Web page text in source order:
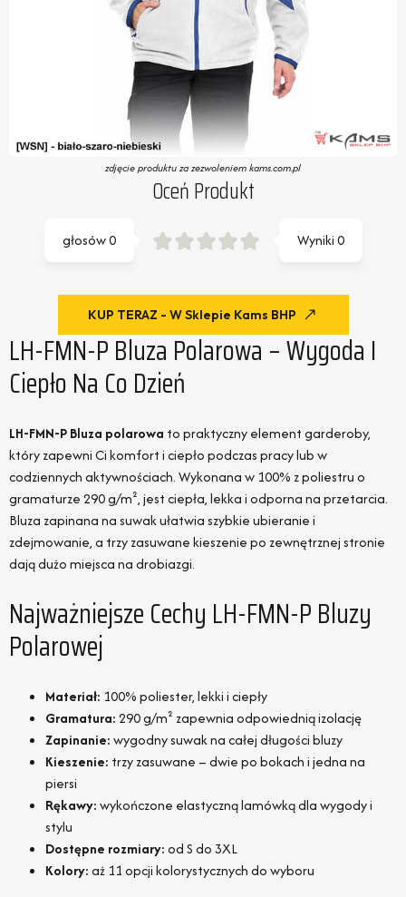
zdjęcie produktu za zezwoleniem kams.com.pl
Oceń Produkt
Wyniki0
głosów0
KUP TERAZ - W Sklepie Kams BHP
LH-FMN-P Bluza Polarowa – Wygoda I
Ciepło Na Co Dzień
LH-FMN-P Bluza polarowa to praktyczny element garderoby,
który zapewni Ci komfort i ciepło podczas pracy lub w
codziennych aktywnościach. Wykonana w 100% z poliestru o
gramaturze 290 g/m², jest ciepła, lekka i odporna na przetarcia.
Bluza zapinana na suwak ułatwia szybkie ubieranie i
zdejmowanie, a trzy zasuwane kieszenie po zewnętrznej stronie
dają dużo miejsca na drobiazgi.
Najważniejsze Cechy LH-FMN-P Bluzy
Polarowej
Materiał: 100% poliester, lekki i ciepły
Gramatura:290 g/m² zapewnia odpowiednią izolację
Zapinanie:wygodny suwak na całej długości bluzy
Kieszenie: trzy zasuwane – dwie po bokach i jedna na
piersi
Rękawy:wykończone elastyczną lamówką dla wygody i
stylu
Dostępne rozmiary:od S do 3XL
Kolory:aż 11 opcji kolorystycznych do wyboru